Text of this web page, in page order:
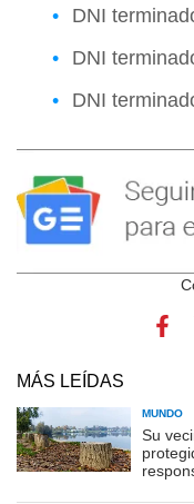
DNI
DNI
DNI
MÁS LEÍDAS
MUNDO
Su